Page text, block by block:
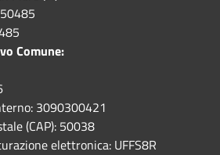
Comune:
3090300421
(CAP): 50038
elettronica: UFFS8R